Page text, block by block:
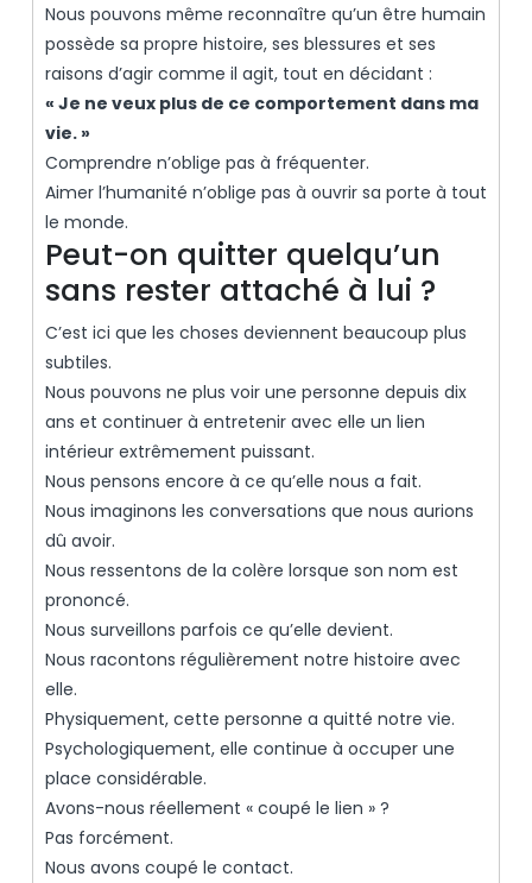
Nous pouvons même reconnaître qu’un être humain
possède sa propre histoire, ses blessures et ses
raisons d’agir comme il agit, tout en décidant :
« Je ne veux plus de ce comportement dans ma
vie. »
Comprendre n’oblige pas à fréquenter.
Aimer l’humanité n’oblige pas à ouvrir sa porte à tout
le monde.
Peut-on quitter quelqu’un
sans rester attaché à lui ?
C’est ici que les choses deviennent beaucoup plus
subtiles.
Nous pouvons ne plus voir une personne depuis dix
ans et continuer à entretenir avec elle un lien
intérieur extrêmement puissant.
Nous pensons encore à ce qu’elle nous a fait.
Nous imaginons les conversations que nous aurions
dû avoir.
Nous ressentons de la colère lorsque son nom est
prononcé.
Nous surveillons parfois ce qu’elle devient.
Nous racontons régulièrement notre histoire avec
elle.
Physiquement, cette personne a quitté notre vie.
Psychologiquement, elle continue à occuper une
place considérable.
Avons-nous réellement « coupé le lien » ?
Pas forcément.
Nous avons coupé le contact.